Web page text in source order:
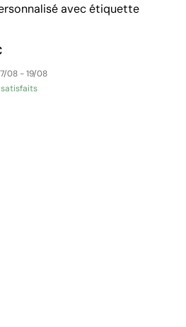
avec étiquette
08 - 19/08